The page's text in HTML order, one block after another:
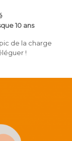
10 ans
de la charge
!